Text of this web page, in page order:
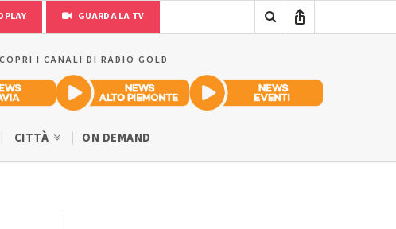
GUARDA LA TV
I CANALI DI RADIO GOLD
CITTÀ ON DEMAND